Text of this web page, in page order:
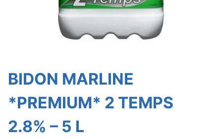
BIDON MARLINE
*PREMIUM* 2 TEMPS
2.8% – 5 L